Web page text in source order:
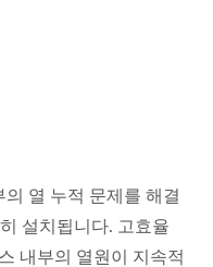
열 누적 문제를 해결
설치됩니다. 고효율
내부의 열원이 지속적